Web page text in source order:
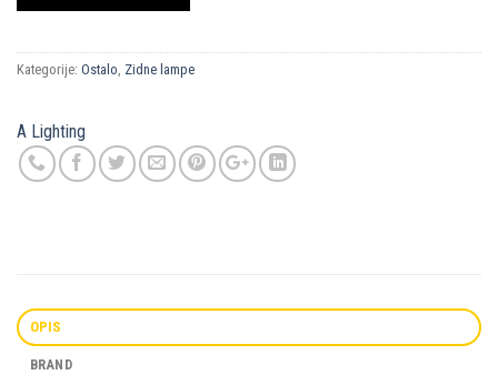
Kategorije: Ostalo Zidne lampe
A Lighting
OPIS
BRAND